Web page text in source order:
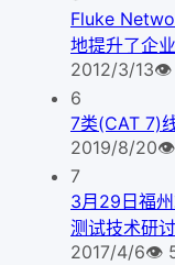
Fluke
地提升了企
2012/3/13👁
6
7类(CAT 7)
2019/8/20👁
7
3月29日福
测试技术研
2017/4/6👁